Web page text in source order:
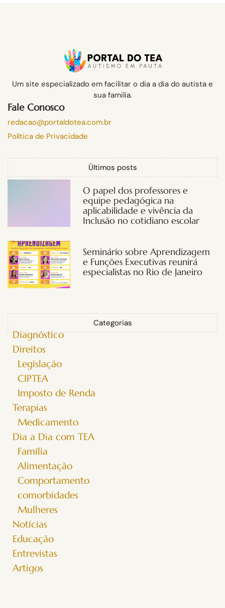
Um site especializado em facilitar o dia a dia do autista e
sua familia.
Fale Conosco
redacao@portaldotea.com.br
Política de Privacidade
Últimos posts
O papel dos professores e
equipe pedagógica na
aplicabilidade e vivência da
Inclusão no cotidiano escolar
Seminário sobre Aprendizagem
e Funções Executivas reunirá
especialistas no Rio de Janeiro
Categorias
Diagnóstico
Direitos
Legislação
CIPTEA
Imposto de Renda
Terapias
Medicamento
Dia a Dia com TEA
Família
Alimentação
Comportamento
comorbidades
Mulheres
Notícias
Educação
Entrevistas
Artigos